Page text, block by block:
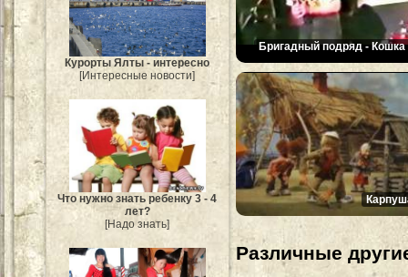
Курорты Ялты - интересно
[Интересные новости]
Что нужно знать ребенку 3 - 4
лет?
[Надо знать]
Бригадный подряд - Кошка
Различные